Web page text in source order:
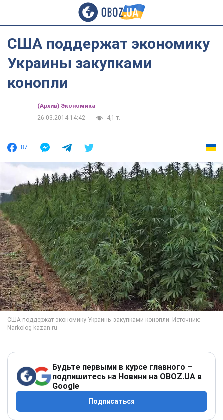
США поддержат экономику
Украины закупками
конопли
(Архив) Экономика
26.03.2014 14:42
4,1 т.
87
Будьте первыми в курсе главного –
подпишитесь на Новини на OBOZ.UA в
Google
Подписаться